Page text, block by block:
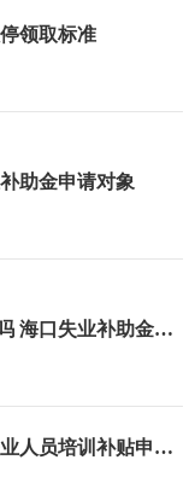
领取标准
助金申请对象
海口失业补助金申请需要办理失业登记吗 海口失业补助金申请条件
海口失业人员培训补贴申请入口 海口失业人员培训补贴申请流程